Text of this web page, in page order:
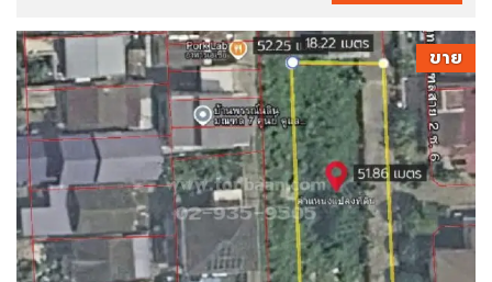
ขาย